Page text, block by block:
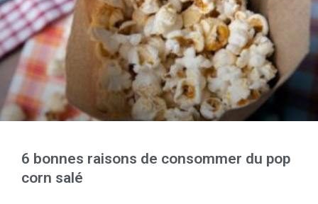
6 bonnes raisons de consommer du pop
corn salé